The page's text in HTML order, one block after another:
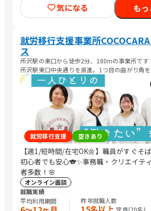
気になる も
就労移行支援事業所
ス
所沢駅の東口から徒歩2分、180mの事業所です
所沢駅東口中央通りを直進。1つ目の曲がり角
だいて、大通りから2つ目のビルが TOSHIビル
右側、奥のエレベーターから5階がCOCOCARA
就労移行支援 空きあり
【週1/短時間/在宅OK🌼】職員がすぐそ
初心者でも安心🐨✨事務職・クリエイテ
者多数！🌸
オンライン面談
就職実績
平均利用期間
昨年就職人数
定員(20名)